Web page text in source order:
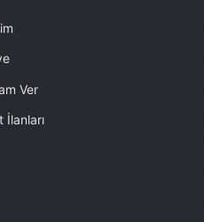
Ver
İlanları